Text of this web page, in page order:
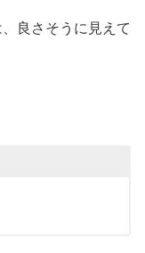
良さそうに見えて